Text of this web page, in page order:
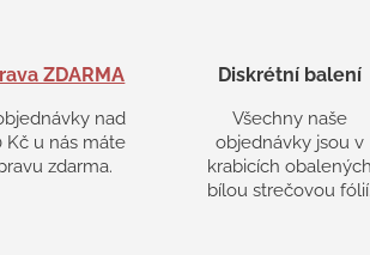
ZDARMA
nad
Kč u nás máte
zdarma.
Diskrétní balení
Všechny naše
objednávky jsou v
krabicích obalených
bílou strečovou fólií.